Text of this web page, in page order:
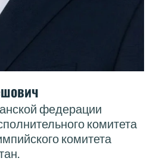
федерации
комитета
комитета